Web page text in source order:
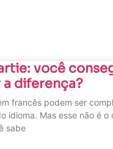
você
diferença?
francês podem ser
idioma. Mas esse não é o
sabe